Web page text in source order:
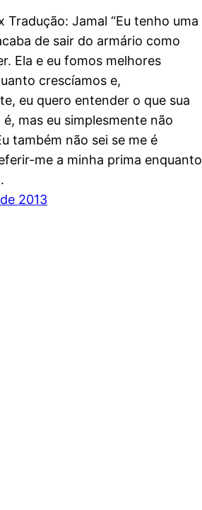
Tradução: Jamal “Eu tenho uma
de sair do armário como
Ela e eu fomos melhores
crescíamos e,
eu quero entender o que sua
mas eu simplesmente não
também não sei se me é
me a minha prima enquanto
2013